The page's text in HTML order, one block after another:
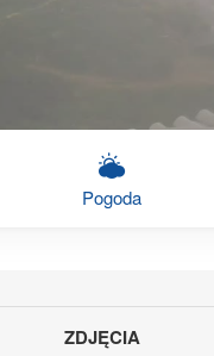
Pogoda
ZDJĘCIA